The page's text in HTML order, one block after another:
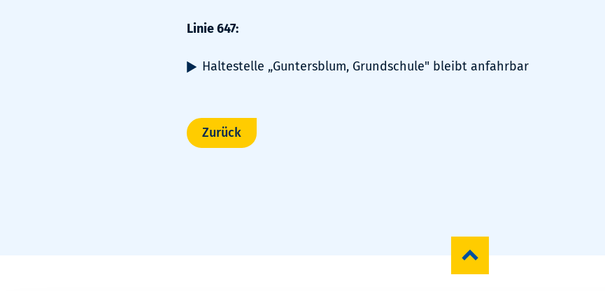
Linie 647:
Haltestelle „Guntersblum, Grundschule" bleibt anfahrbar
Zurück